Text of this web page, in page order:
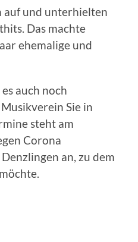
auf und unterhielten
Das machte
ehemalige und
auch noch
Sie in
steht am
Corona
an, zu dem